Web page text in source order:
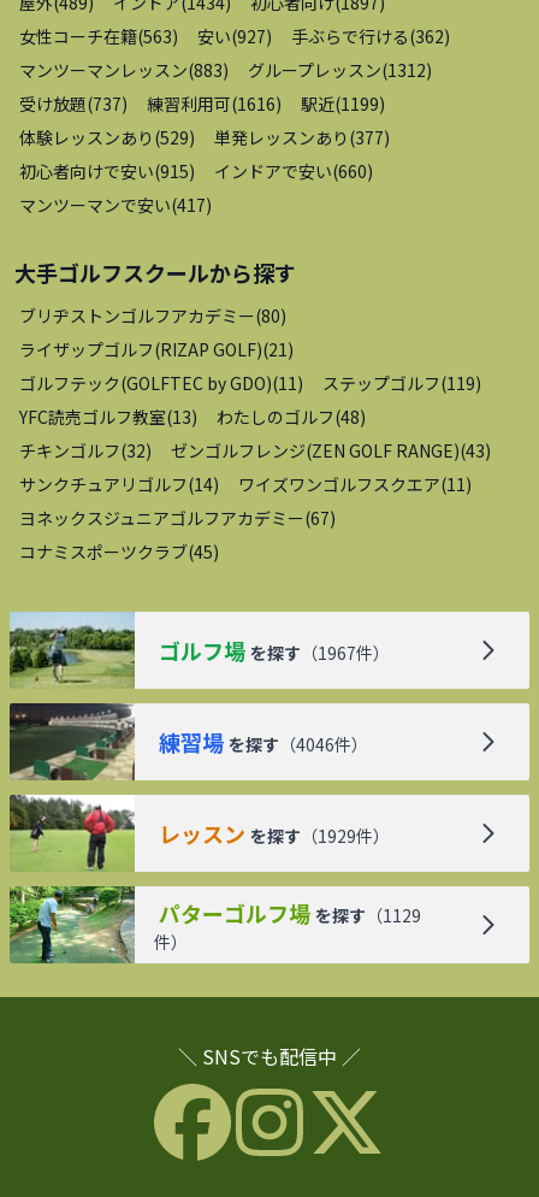
女性コーチ在籍(563) 安い(927) 手ぶらで行ける(362)
マンツーマンレッスン(883) グループレッスン(1312)
受け放題(737) 練習利用可(1616) 駅近(1199)
体験レッスンあり (529) 単発レッスンあり (377)
初心者向けで安い(915) インドアで安い(660)
マンツーマンで安い(417)
大手ゴルフスクールから探す
ブリヂストンゴルフアカデミー(80)
ライザップゴルフ(RIZAP GOLF)(21)
ゴルフテック(GOLFTEC by GDO)(11) ステップゴルフ(119)
YFC読売ゴルフ教室(13) わたしのゴルフ(48)
チキンゴルフ(32) ゼンゴルフレンジ(ZEN GOLF RANGE)(43)
サンクチュアリゴルフ(14) ワイズワンゴルフスクエア(11)
ヨネックスジュニアゴルフアカデミー(67)
コナミスポーツクラブ(45)
ゴルフ場 を探す （1967件）
練習場 を探す （4046件）
レッスン を探す （1929件）
パターゴルフ場 を探す （1129
件）
＼ SNSでも配信中 ／